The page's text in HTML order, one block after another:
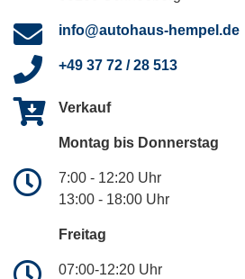
info@autohaus-hempel.de
+49 37 72 / 28 513
Verkauf
Montag bis Donnerstag
7:00 - 12:20 Uhr
13:00 - 18:00 Uhr
Freitag
07:00-12:20 Uhr